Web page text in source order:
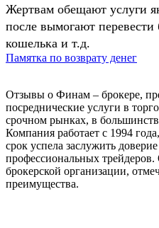
Жертвам обещают
после вымогают
кошелька и т.д.
Памятка по возврату денег
Отзывы о Финам – брокере,
посреднические услуги в
срочном рынках, в
Компания работает с 1994
срок успела заслужить
профессиональных
брокерской организации,
преимущества.